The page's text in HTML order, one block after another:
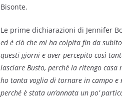
Bisonte.
Le prime dichiarazioni di Jennifer
ed è ciò che mi ha colpita fin da
questi giorni e aver percepito così
lasciare Busto, perché la ritengo
ho tanta voglia di tornare in campo e
perché è stata un’annata un po’